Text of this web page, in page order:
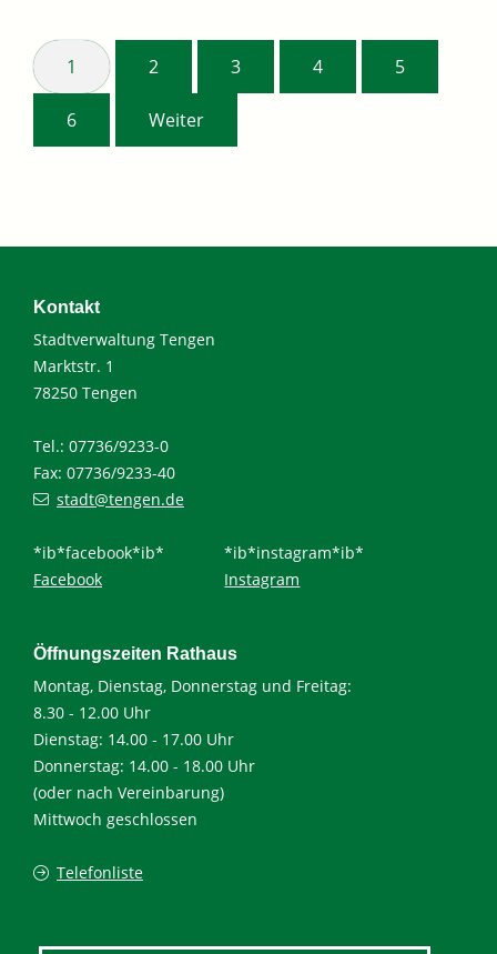
1 2 3 4 5
6 Weiter
Kontakt
Stadtverwaltung Tengen
Marktstr. 1
78250 Tengen
Tel.: 07736/9233-0
Fax: 07736/9233-40
stadt@tengen.de
*ib*facebook*ib*
Facebook
*ib*instagram*ib*
Instagram
Öffnungszeiten Rathaus
Montag, Dienstag, Donnerstag und Freitag:
8.30 - 12.00 Uhr
Dienstag: 14.00 - 17.00 Uhr
Donnerstag: 14.00 - 18.00 Uhr
(oder nach Vereinbarung)
Mittwoch geschlossen
Telefonliste